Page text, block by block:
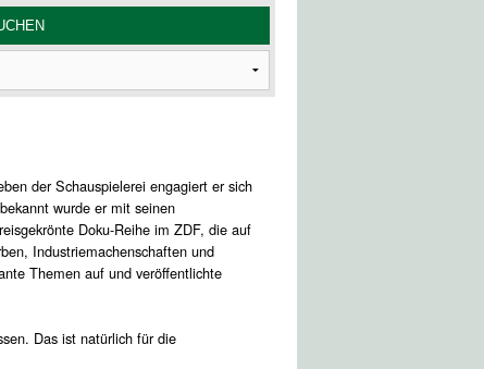
der Schauspielerei engagiert er sich
wurde er mit seinen
Doku-Reihe im ZDF, die auf
Industriemachenschaften und
Themen auf und veröffentlichte
Das ist natürlich für die